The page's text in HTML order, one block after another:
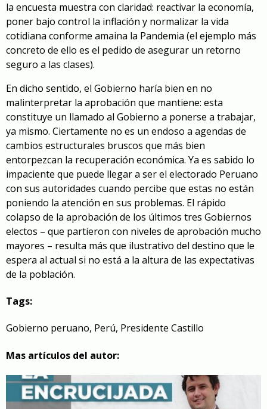
la encuesta muestra con claridad: reactivar la economía,
poner bajo control la inflación y normalizar la vida
cotidiana conforme amaina la Pandemia (el ejemplo más
concreto de ello es el pedido de asegurar un retorno
seguro a las clases).
En dicho sentido, el Gobierno haría bien en no
malinterpretar la aprobación que mantiene: esta
constituye un llamado al Gobierno a ponerse a trabajar,
ya mismo. Ciertamente no es un endoso a agendas de
cambios estructurales bruscos que más bien
entorpezcan la recuperación económica. Ya es sabido lo
impaciente que puede llegar a ser el electorado Peruano
con sus autoridades cuando percibe que estas no están
poniendo la atención en sus problemas. El rápido
colapso de la aprobación de los últimos tres Gobiernos
electos – que partieron con niveles de aprobación mucho
mayores – resulta más que ilustrativo del destino que le
espera al actual si no está a la altura de las expectativas
de la población.
Tags:
Gobierno peruano, Perú, Presidente Castillo
Mas artículos del autor: